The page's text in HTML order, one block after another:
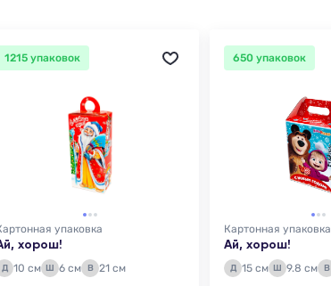
1215 упаковок
упаковка
хорош!
Д 10 см Ш 6 см В 21 см
650 упаковок
Картонная упаковка
Ай, хорош!
Д 15 см Ш 9.8 см В